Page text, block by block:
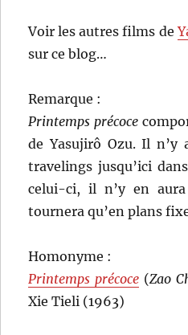
Voir les autres films de
sur ce blog…
Remarque :
Printemps précoce
de Yasujirô Ozu. Il n’y
travelings jusqu’ici
celui-ci, il n’y en
tournera qu’en plans
Homonyme :
Printemps précoce (Zao
Xie Tieli (1963)